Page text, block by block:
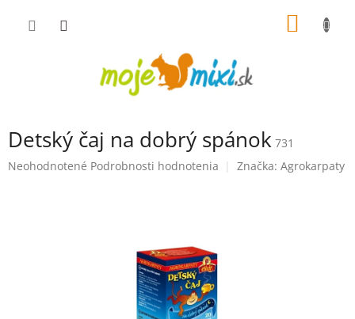
Detský čaj na dobrý spánok 731
Priemerné hodnotenie produktu je 0,0 z 5 hviezdičiek.
Neohodnotené Podrobnosti hodnotenia Značka: Agrokarpaty